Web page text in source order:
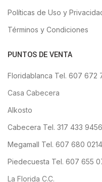
Políticas de Uso y
Términos y Condiciones
PUNTOS DE VENTA
Floridablanca Tel. 607 672
Casa Cabecera
Alkosto
Cabecera Tel. 317 433 9456
Megamall Tel. 607 680 0214
Piedecuesta Tel. 607 655
La Florida C.C.